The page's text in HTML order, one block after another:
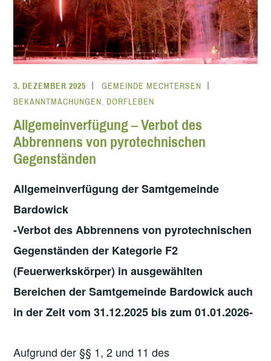
3. DEZEMBER 2025
GEMEINDE MECHTERSEN
BEKANNTMACHUNGEN, DORFLEBEN
Allgemeinverfügung – Verbot des
Abbrennens von pyrotechnischen
Gegenständen
Allgemeinverfügung der Samtgemeinde
Bardowick
-Verbot des Abbrennens von pyrotechnischen
Gegenständen der Kategorie F2
(Feuerwerkskörper) in ausgewählten
Bereichen der Samtgemeinde Bardowick auch
in der Zeit vom 31.12.2025 bis zum 01.01.2026-
Aufgrund der §§ 1, 2 und 11 des